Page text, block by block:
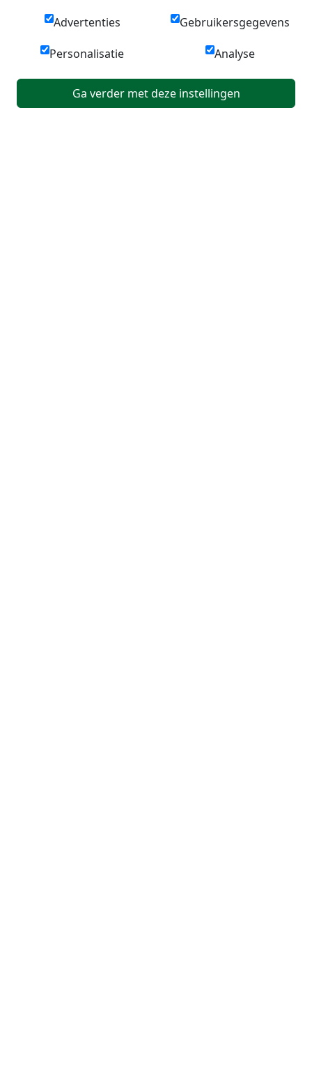
Advertenties Gebruikersgegevens
Personalisatie Analyse
Ga verder met deze instellingen